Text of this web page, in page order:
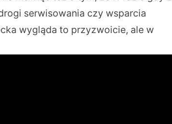
serwisowania czy wsparcia
wygląda to przyzwoicie, ale w